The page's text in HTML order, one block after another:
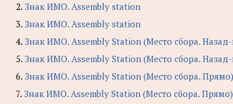
2. Знак ИМО. Assembly station
3. Знак ИМО. Assembly station
4. Знак ИМО. Assembly Station (Место сбора.
5. Знак ИМО. Assembly Station (Место сбора.
6. Знак ИМО. Assembly Station (Место сбора. Прямо)
7. Знак ИМО. Assembly Station (Место сбора. Прямо)